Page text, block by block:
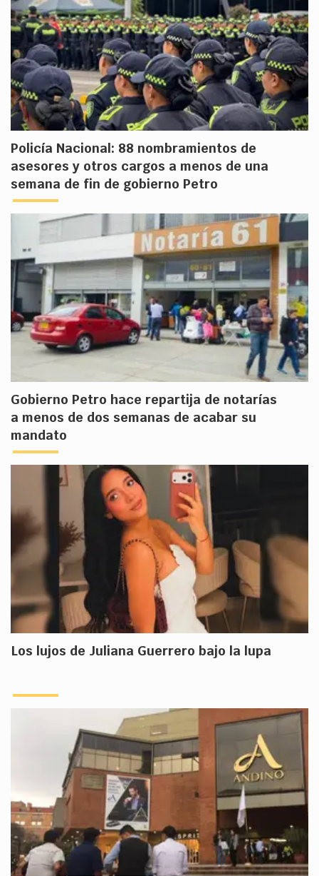
Policía Nacional: 88 nombramientos de
asesores y otros cargos a menos de una
semana de fin de gobierno Petro
Gobierno Petro hace repartija de notarías
a menos de dos semanas de acabar su
mandato
Los lujos de Juliana Guerrero bajo la lupa